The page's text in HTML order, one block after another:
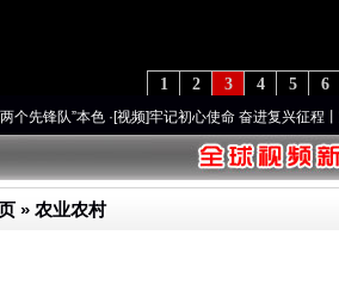
6
5
4
3
2
1
本色·[视频]牢记初心使命 奋进复兴征程丨宝塔山下好
» 农业农村